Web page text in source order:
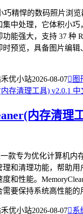
巧精悍的数码照片浏
集中处理，它体积小巧
能强大，支持 37 种
时预览，具备图片编
禾优小站2026-08-07 图
内存清理
一款专为优化计算机内
理和清理功能，帮助用
和性能。
要保持系统高性能的
禾优小站2026-08-07系